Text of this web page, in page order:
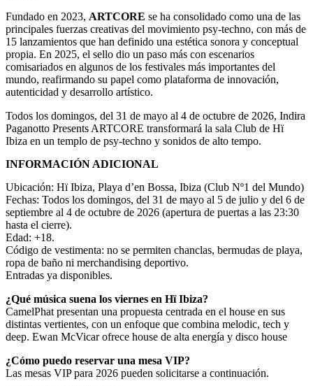
Fundado en 2023, ARTCORE se ha consolidado como una de las
principales fuerzas creativas del movimiento psy-techno, con más de
15 lanzamientos que han definido una estética sonora y conceptual
propia. En 2025, el sello dio un paso más con escenarios
comisariados en algunos de los festivales más importantes del
mundo, reafirmando su papel como plataforma de innovación,
autenticidad y desarrollo artístico.
Todos los domingos, del 31 de mayo al 4 de octubre de 2026, Indira
Paganotto Presents ARTCORE transformará la sala Club de Hï
Ibiza en un templo de psy-techno y sonidos de alto tempo.
INFORMACIÓN ADICIONAL
Ubicación: Hï Ibiza, Playa d’en Bossa, Ibiza (Club Nº1 del Mundo)
Fechas: Todos los domingos, del 31 de mayo al 5 de julio y del 6 de
septiembre al 4 de octubre de 2026 (apertura de puertas a las 23:30
hasta el cierre).
Edad: +18.
Código de vestimenta: no se permiten chanclas, bermudas de playa,
ropa de baño ni merchandising deportivo.
Entradas ya disponibles.
¿Qué música suena los viernes en Hï Ibiza?
CamelPhat presentan una propuesta centrada en el house en sus
distintas vertientes, con un enfoque que combina melodic, tech y
deep. Ewan McVicar ofrece house de alta energía y disco house
¿Cómo puedo reservar una mesa VIP?
Las mesas VIP para 2026 pueden solicitarse a continuación.